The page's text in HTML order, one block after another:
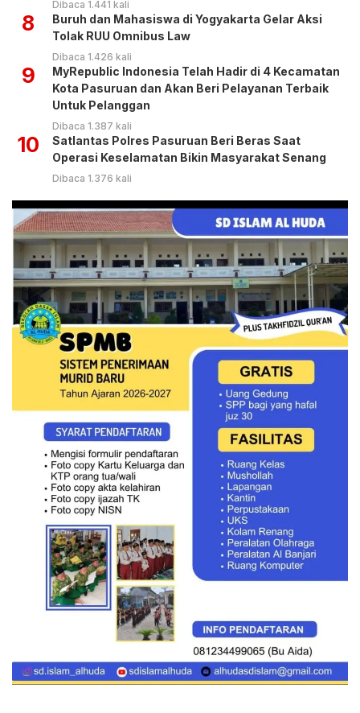
Dibaca 1.441 kali
8
Buruh dan Mahasiswa di Yogyakarta Gelar Aksi
Tolak RUU Omnibus Law
Dibaca 1.426 kali
9
MyRepublic Indonesia Telah Hadir di 4 Kecamatan
Kota Pasuruan dan Akan Beri Pelayanan Terbaik
Untuk Pelanggan
Dibaca 1.387 kali
10
Satlantas Polres Pasuruan Beri Beras Saat
Operasi Keselamatan Bikin Masyarakat Senang
Dibaca 1.376 kali